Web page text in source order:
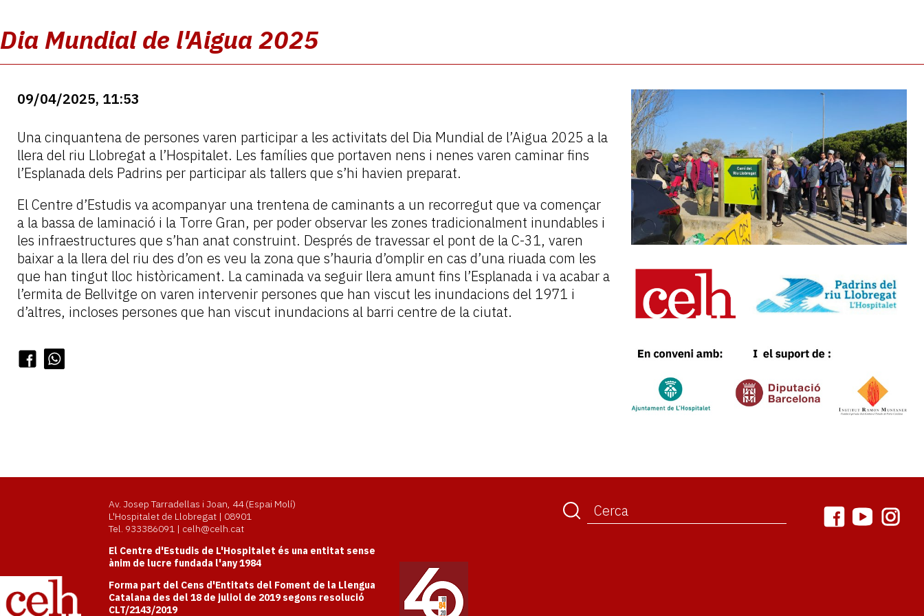
Dia Mundial de l'Aigua 2025
09/04/2025, 11:53
Una cinquantena de persones varen participar a les activitats del Dia Mundial de l’Aigua 2025 a la
llera del riu Llobregat a l’Hospitalet. Les famílies que portaven nens i nenes varen caminar fins
l’Esplanada dels Padrins per participar als tallers que s’hi havien preparat.
El Centre d’Estudis va acompanyar una trentena de caminants a un recorregut que va començar
a la bassa de laminació i la Torre Gran, per poder observar les zones tradicionalment inundables i
les infraestructures que s’han anat construint. Després de travessar el pont de la C-31, varen
baixar a la llera del riu des d’on es veu la zona que s’hauria d’omplir en cas d’una riuada com les
que han tingut lloc històricament. La caminada va seguir llera amunt fins l’Esplanada i va acabar a
l’ermita de Bellvitge on varen intervenir persones que han viscut les inundacions del 1971 i
d’altres, incloses persones que han viscut inundacions al barri centre de la ciutat.
Av. Josep Tarradellas i Joan, 44 (Espai Molí)
L'Hospitalet de Llobregat | 08901
Tel. 933386091 | celh@celh.cat
El Centre d'Estudis de L'Hospitalet és una entitat sense
ànim de lucre fundada l'any 1984
Forma part del Cens d'Entitats del Foment de la Llengua
Catalana des del 18 de juliol de 2019 segons resolució
CLT/2143/2019